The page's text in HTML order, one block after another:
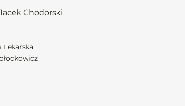
Chodorski
Lekarska